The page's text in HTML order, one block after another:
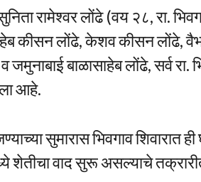
रामेश्वर लोंढे (वय २८, रा.
कीसन लोंढे, केशव कीसन लोंढे,
बाळासाहेब लोंढे, सर्व रा.
आहे.
सुमारास भिवगाव शिवारात
शेतीचा वाद सुरू असल्याचे